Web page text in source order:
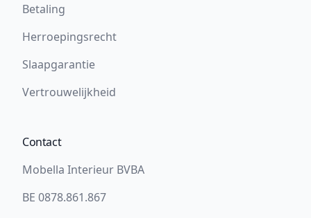
Betaling
Herroepingsrecht
Slaapgarantie
Vertrouwelijkheid
Contact
Mobella Interieur BVBA
BE 0878.861.867